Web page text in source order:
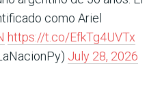
como Ariel
https://t.co/EfkTg4UVTx
July 28, 2026